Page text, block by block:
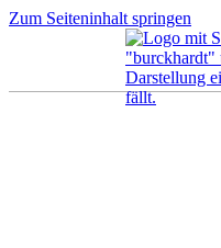
Zum Seiteninhalt springen